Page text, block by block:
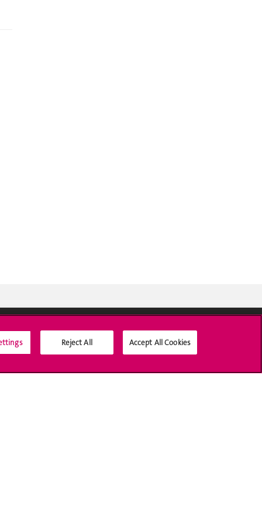
Médias sociaux UNIGE
Reject All Accept All Cookies